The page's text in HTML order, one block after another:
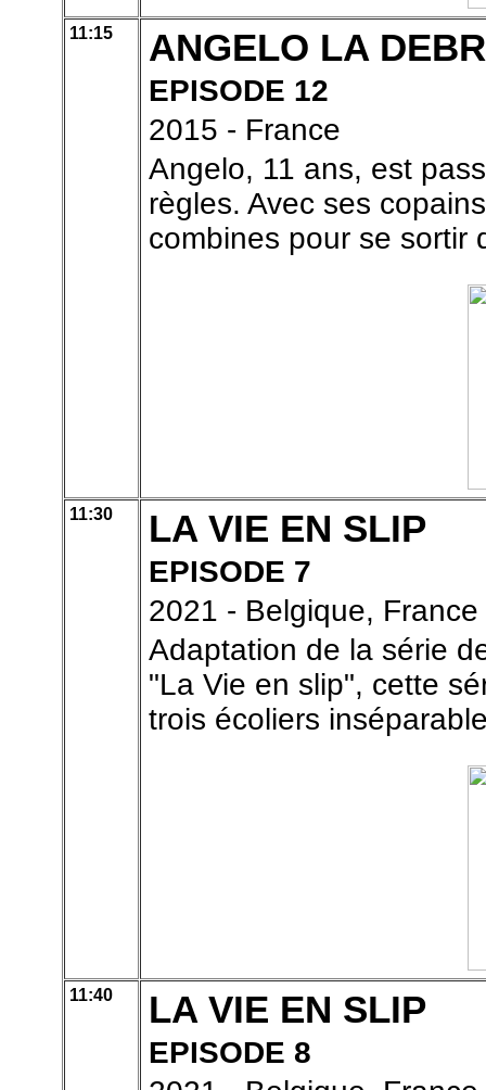
11:15 ANGELO LA
EPISODE 12
2015 - France
Angelo, 11 ans, est
règles. Avec ses
combines pour se sortir
11:30 LA VIE EN SLIP
EPISODE 7
2021 - Belgique, France
Adaptation de la série
"La Vie en slip", cette
trois écoliers
11:40 LA VIE EN SLIP
EPISODE 8